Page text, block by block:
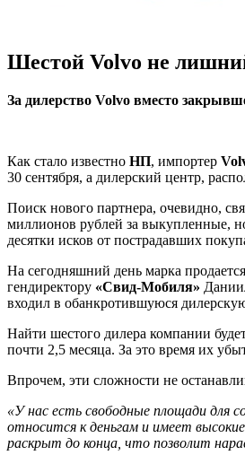
Шестой Volvo не
За дилерство Volvo вместо
Как стало известно НП, импортер
30 сентября, а дилерский центр,
Поиск нового партнера, очевидно,
миллионов рублей за выкупленные,
десятки исков от пострадавших
На сегодняшний день марка
гендиректору «Свид-Мобиля»
входил в обанкротившуюся
Найти шестого дилера компании
почти 2,5 месяца. За это время их
Впрочем, эти сложности не
«У нас есть свободные площади для
относится к деньгам и имеет
раскрыт до конца, что позволит